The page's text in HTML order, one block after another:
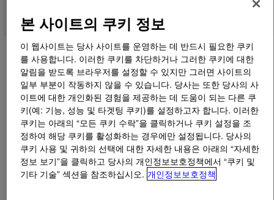
무엇입니까SURLYN™ 8940 Ionomer?
본 사이트의 쿠키 정보
이 웹사이트는 당사 사이트를 운영하는 데 반드시 필요한 쿠키
를 사용합니다. 이러한 쿠키를 차단하거나 그러한 쿠키에 대한
알림을 받도록 브라우저를 설정할 수 있지만 그러면 사이트의
일부 부분이 작동하지 않을 수 있습니다. 당사는 또한 당사의 사
이트에 대한 개인화된 경험을 제공하는 데 도움이 되는 다른 쿠
키(예: 기능, 성능 및 타겟팅 쿠키)를 설정하고자 합니다. 이러한
쿠키는 아래의 “모든 쿠키 수락”을 클릭하거나 쿠키 설정을 조
정하여 해당 쿠키를 활성화하는 경우에만 설정됩니다. 당사의
쿠키 사용 및 귀하의 선택에 대한 자세한 내용은 아래의 “자세한
정보 보기”을 클릭하고 당사의 개인정보보호정책에서 “쿠키 및
기타 기술” 섹션을 참조하십시오. 개인정보보호정책